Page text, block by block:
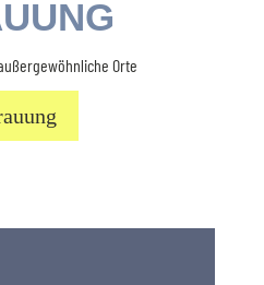
Orte